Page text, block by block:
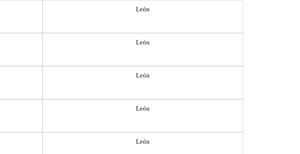
León
León
León
León
León